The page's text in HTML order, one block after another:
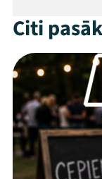
Citi